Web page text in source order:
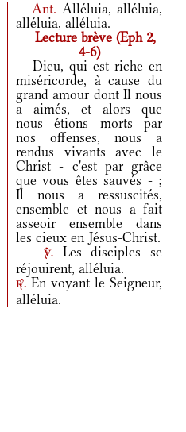
Ant.Alléluia, alléluia,
alléluia, alléluia.
Lecture brève (Eph 2,
4-6)
Dieu, qui est riche en
miséricorde, à cause du
grand amour dont Il nous
a aimés, et alors que
nous étions morts par
nos offenses, nous a
rendus vivants avec le
Christ - c'est par grâce
que vous êtes sauvés - ;
Il nous a ressuscités,
ensemble et nous a fait
asseoir ensemble dans
les cieux en Jésus-Christ.
v.
Les disciples se
réjouirent, alléluia.
r. En voyant le Seigneur,
alléluia.